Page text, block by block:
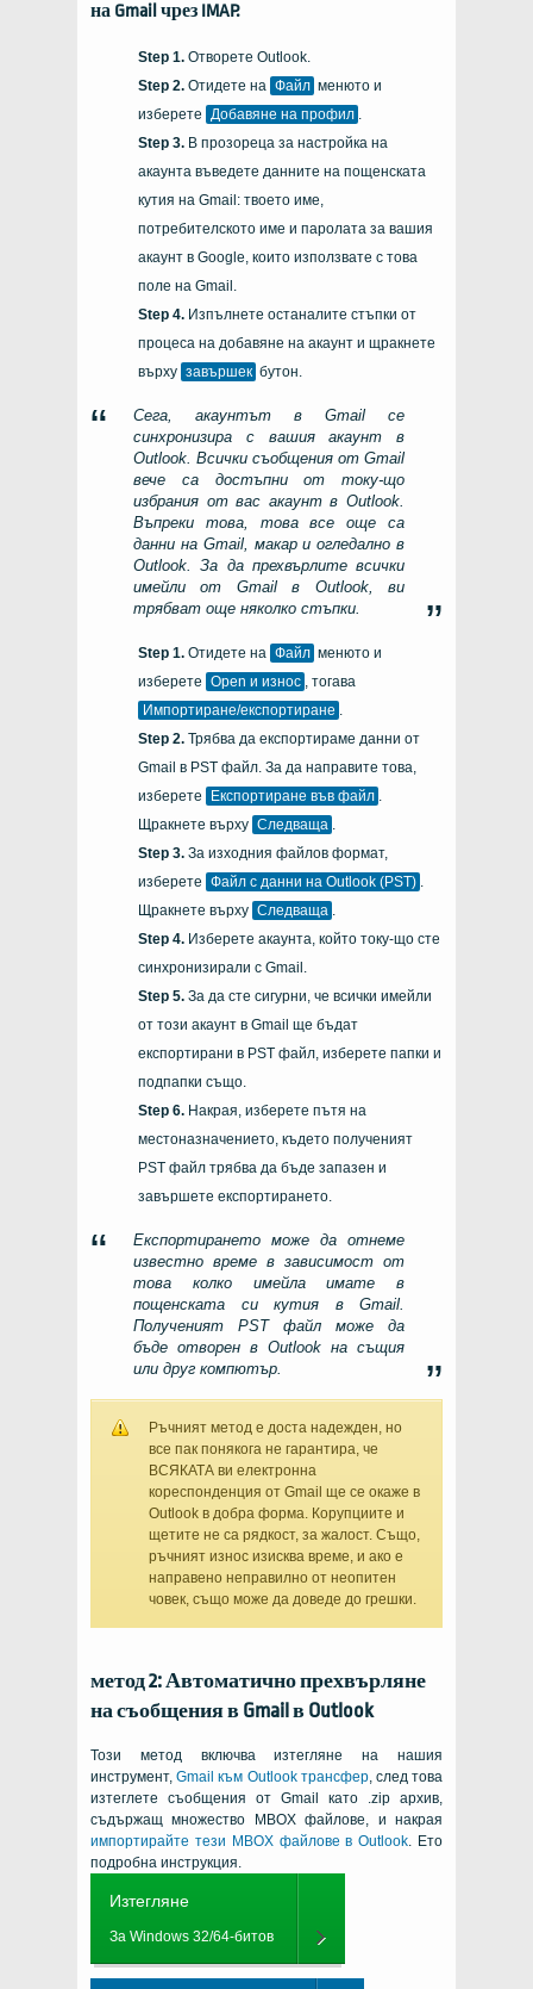
на Gmail чрез IMAP.
Отворете Outlook.
Отидете на Файл менюто и
изберете Добавяне на профил .
В прозореца за настройка на
акаунта въведете данните на пощенската
кутия на Gmail: твоето име,
потребителското име и паролата за вашия
акаунт в Google, които използвате с това
поле на Gmail.
Изпълнете останалите стъпки от
процеса на добавяне на акаунт и щракнете
върху завършек бутон.
Сега, акаунтът в Gmail се
синхронизира с вашия акаунт в
Outlook. Всички съобщения от Gmail
вече са достъпни от току-що
избрания от вас акаунт в Outlook.
Въпреки това, това все още са
данни на Gmail, макар и огледално в
Outlook. За да прехвърлите всички
имейли от Gmail в Outlook, ви
трябват още няколко стъпки.
Отидете на Файл менюто и
изберете Open и износ , тогава
Импортиране/експортиране .
Трябва да експортираме данни от
Gmail в PST файл. За да направите това,
изберете
Експортиране във файл .
Щракнете върху Следваща .
За изходния файлов формат,
изберете Файл с данни на Outlook (PST) .
Щракнете върху Следваща .
Изберете акаунта, който току-що сте
синхронизирали с Gmail.
За да сте сигурни, че всички имейли
от този акаунт в Gmail ще бъдат
експортирани в PST файл, изберете папки и
подпапки също.
Накрая, изберете пътя на
местоназначението, където полученият
PST файл трябва да бъде запазен и
завършете експортирането.
Експортирането може да отнеме
известно време в зависимост от
това колко имейла имате в
пощенската си кутия в Gmail.
Полученият PST файл може да
бъде отворен в Outlook на същия
или друг компютър.
Ръчният метод е доста надежден, но
все пак понякога не гарантира, че
ВСЯКАТА ви електронна
кореспонденция от Gmail ще се окаже в
Outlook в добра форма. Корупциите и
щетите не са рядкост, за жалост. Също,
ръчният износ изисква време, и ако е
направено неправилно от неопитен
човек, също може да доведе до грешки.
метод 2: Автоматично прехвърляне
на съобщения в Gmail в Outlook
Този метод включва изтегляне на нашия
инструмент,Gmail към Outlook трансфер, след това
изтеглете съобщения от Gmail като .zip архив,
съдържащ множество MBOX файлове, и накрая
импортирайте тези MBOX файлове в Outlook. Ето
подробна инструкция.
Изтегляне
За Windows 32/64-битов